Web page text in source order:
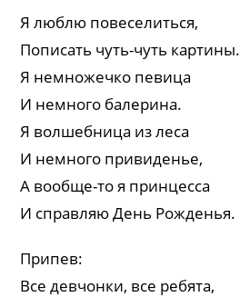
Я люблю повеселиться,
Пописать чуть-чуть картины.
Я немножечко певица
И немного балерина.
Я волшебница из леса
И немного привиденье,
А вообще-то я принцесса
И справляю День Рожденья.
Припев:
Все девчонки, все ребята,